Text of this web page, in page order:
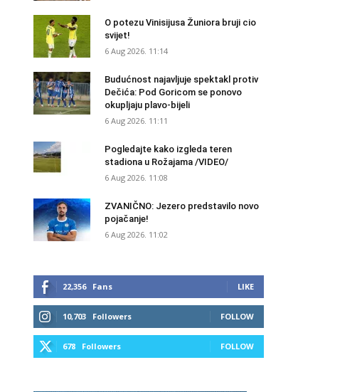
O potezu Vinisijusa Žuniora bruji cio
svijet!
6 Aug 2026. 11:14
Budućnost najavljuje spektakl protiv
Dečića: Pod Goricom se ponovo
okupljaju plavo-bijeli
6 Aug 2026. 11:11
Pogledajte kako izgleda teren
stadiona u Rožajama /VIDEO/
6 Aug 2026. 11:08
ZVANIČNO: Jezero predstavilo novo
pojačanje!
6 Aug 2026. 11:02
22,356 Fans LIKE
10,703 Followers FOLLOW
678 Followers FOLLOW